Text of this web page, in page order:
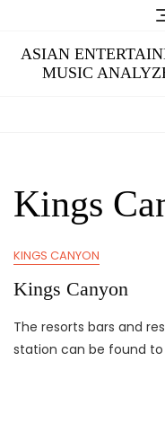
content
ASIAN
MUSIC
Kings
KINGS CANYON
Kings Canyon
The resorts bars and
station can be found